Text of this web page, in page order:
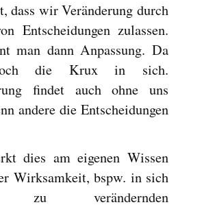
dass wir Veränderung durch
Entscheidungen zulassen.
man dann Anpassung. Da
die Krux in sich.
findet auch ohne uns
andere die Entscheidungen
dies am eigenen Wissen
Wirksamkeit, bspw. in sich
zu verändernden